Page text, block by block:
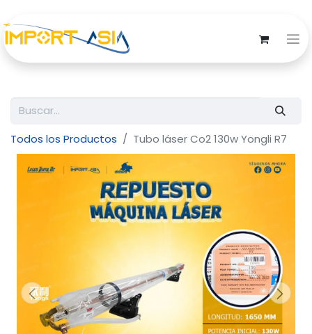
Todos los Productos Tubo láser Co2 130w Yongli R7